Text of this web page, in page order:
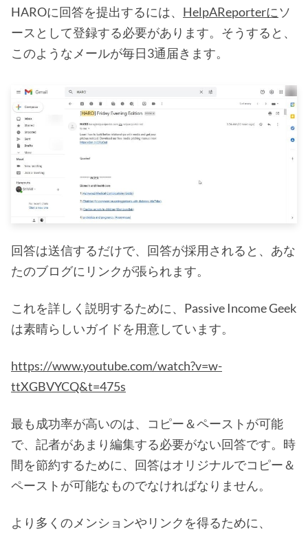
HAROに回答を提出するには、 HelpAReporterにソ
ースとして登録する必要があります。そうすると、
このようなメールが毎日3通届きます。
回答は送信するだけで、回答が採用されると、あな
たのブログにリンクが張られます。
これを詳しく説明するために、Passive Income Geek
は素晴らしいガイドを用意しています。
https://www.youtube.com/watch?v=w-
ttXGBVYCQ&t=475s
最も成功率が高いのは、コピー＆ペーストが可能
で、記者があまり編集する必要がない回答です。時
間を節約するために、回答はオリジナルでコピー＆
ペーストが可能なものでなければなりません。
より多くのメンションやリンクを得るために、